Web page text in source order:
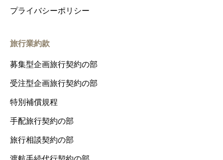
プライバシーポリシー
旅行業約款
募集型企画旅行契約の部
受注型企画旅行契約の部
特別補償規程
手配旅行契約の部
旅行相談契約の部